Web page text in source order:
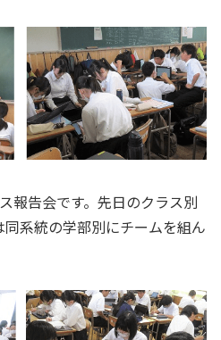
報告会です。先日のクラス別
系統の学部別にチームを組ん